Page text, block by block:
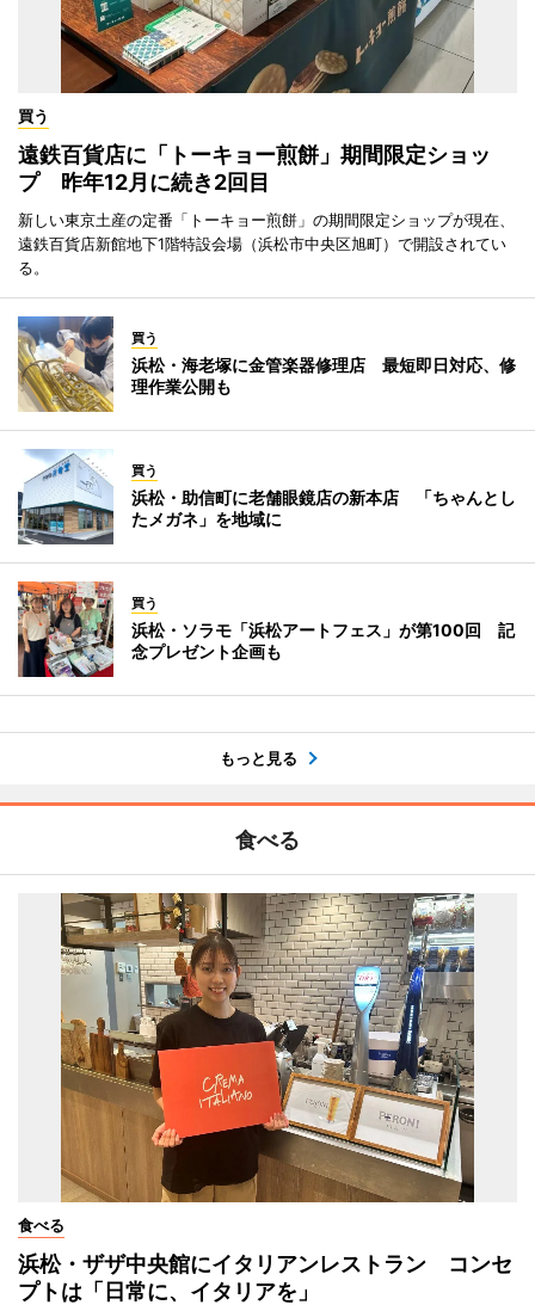
買う
遠鉄百貨店に「トーキョー煎餅」期間限定ショッ
プ 昨年12月に続き2回目
新しい東京土産の定番「トーキョー煎餅」の期間限定ショップが現在、
遠鉄百貨店新館地下1階特設会場（浜松市中央区旭町）で開設されてい
る。
買う
浜松・海老塚に金管楽器修理店 最短即日対応、修
理作業公開も
買う
浜松・助信町に老舗眼鏡店の新本店 「ちゃんとし
たメガネ」を地域に
買う
浜松・ソラモ「浜松アートフェス」が第100回 記
念プレゼント企画も
もっと見る
食べる
食べる
浜松・ザザ中央館にイタリアンレストラン コンセ
プトは「日常に、イタリアを」